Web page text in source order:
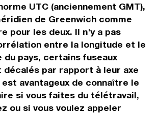
UTC (anciennement GMT),
de Greenwich comme
pour les deux. Il n'y a pas
entre la longitude et le
du pays, certains fuseaux
par rapport à leur axe
avantageux de connaître le
si vous faites du télétravail,
ou si vous voulez appeler